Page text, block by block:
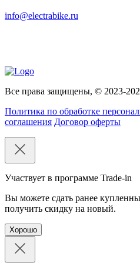
info@electrabike.ru
Все права защищены, © 2023-
Политика по обработке
соглашения Договор оферты
Участвует в программе Trade-in
Вы можете сдать ранее
получить скидку на новый.
Хорошо